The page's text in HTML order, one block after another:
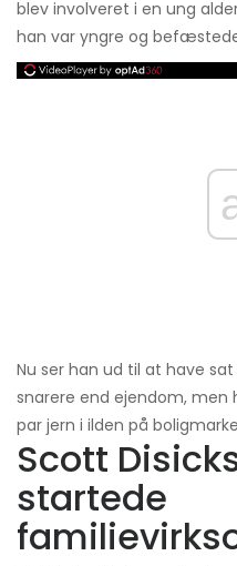
blev involveret i en ung
han var yngre og
Nu ser han ud til at have
snarere end ejendom, men
par jern i ilden på
Scott
startede